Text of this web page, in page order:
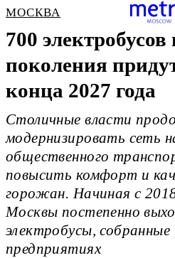
МОСКВА
700 электробусов
поколения
конца 2027 года
Столичные власти
модернизировать сеть
общественного
повысить комфорт и
горожан. Начиная с
Москвы постепенно
электробусы, собранные
предприятиях